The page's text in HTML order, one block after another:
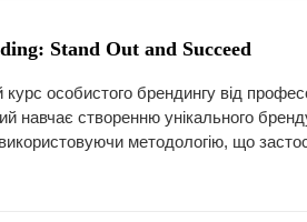
Stand Out and Succeed
особистого брендингу від
навчає створенню унікального
використовуючи методологію, що